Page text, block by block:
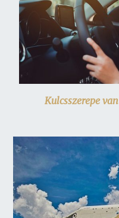
Kulcsszerepe